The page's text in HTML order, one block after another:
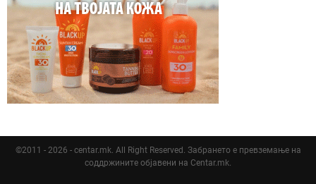
©2011 - 2026 - centar.mk. All Right Reserved. Забрането е превземање на
соддржините објавени на Centar.mk.